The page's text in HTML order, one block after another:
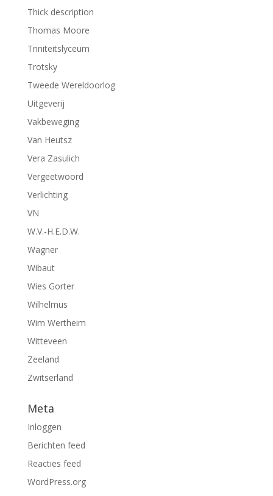
Thick description
Thomas Moore
Triniteitslyceum
Trotsky
Tweede Wereldoorlog
Uitgeverij
Vakbeweging
Van Heutsz
Vera Zasulich
Vergeetwoord
Verlichting
VN
W.V.-H.E.D.W.
Wagner
Wibaut
Wies Gorter
Wilhelmus
Wim Wertheim
Witteveen
Zeeland
Zwitserland
Meta
Inloggen
Berichten feed
Reacties feed
WordPress.org